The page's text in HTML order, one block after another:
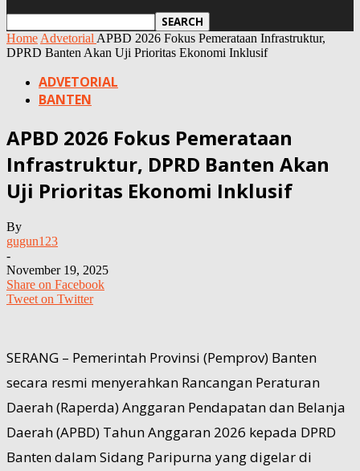
Home Advetorial APBD 2026 Fokus Pemerataan Infrastruktur,
DPRD Banten Akan Uji Prioritas Ekonomi Inklusif
ADVETORIAL
BANTEN
APBD 2026 Fokus Pemerataan
Infrastruktur, DPRD Banten Akan
Uji Prioritas Ekonomi Inklusif
By
gugun123
-
November 19, 2025
Share on Facebook
Tweet on Twitter
SERANG – Pemerintah Provinsi (Pemprov) Banten
secara resmi menyerahkan Rancangan Peraturan
Daerah (Raperda) Anggaran Pendapatan dan Belanja
Daerah (APBD) Tahun Anggaran 2026 kepada DPRD
Banten dalam Sidang Paripurna yang digelar di